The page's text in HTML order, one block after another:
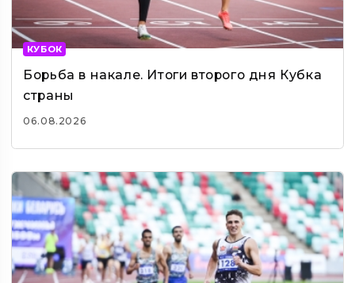
КУБОК
Борьба в накале. Итоги второго дня Кубка
страны
06.08.2026